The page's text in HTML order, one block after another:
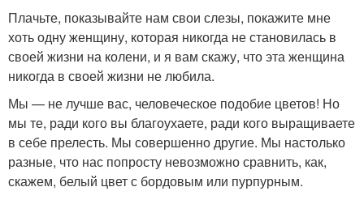
Плачьте, показывайте нам свои слезы, покажите мне
хоть одну женщину, которая никогда не становилась в
своей жизни на колени, и я вам скажу, что эта женщина
никогда в своей жизни не любила.
Мы — не лучше вас, человеческое подобие цветов! Но
мы те, ради кого вы благоухаете, ради кого выращиваете
в себе прелесть. Мы совершенно другие. Мы настолько
разные, что нас попросту невозможно сравнить, как,
скажем, белый цвет с бордовым или пурпурным.